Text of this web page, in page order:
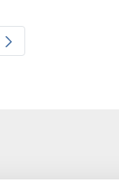
desplazarse.
Use TAB